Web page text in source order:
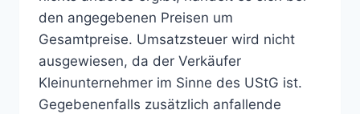
den angegebenen Preisen um
Gesamtpreise. Umsatzsteuer wird nicht
ausgewiesen, da der Verkäufer
Kleinunternehmer im Sinne des UStG ist.
Gegebenenfalls zusätzlich anfallende